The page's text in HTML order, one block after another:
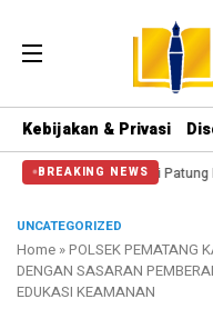
Kebijakan & Privasi
BREAKING NEWS
di Patung Kuda: Semoga
UNCATEGORIZED
Home »POLSEK PEMATANG
DENGAN SASARAN
EDUKASI KEAMANAN